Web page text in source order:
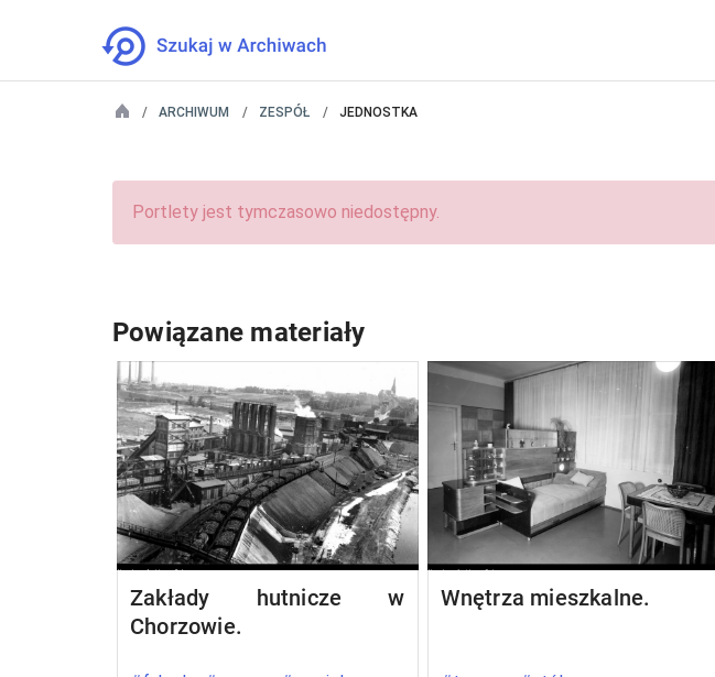
ARCHIWUM ZESPÓŁ JEDNOSTKA
Portlety jest tymczasowo niedostępny.
Powiązane materiały
Zakłady hutnicze w
Chorzowie.
Wnętrza mieszkalne.